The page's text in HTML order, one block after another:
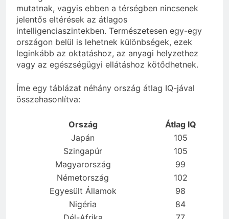
mutatnak, vagyis ebben a térségben nincsenek
jelentős eltérések az átlagos
intelligenciaszintekben. Természetesen egy-egy
országon belül is lehetnek különbségek, ezek
leginkább az oktatáshoz, az anyagi helyzethez
vagy az egészségügyi ellátáshoz kötődhetnek.
Íme egy táblázat néhány ország átlag IQ-jával
összehasonlítva:
Ország
Átlag IQ
Japán
105
Szingapúr
105
Magyarország
99
Németország
102
Egyesült Államok
98
Nigéria
84